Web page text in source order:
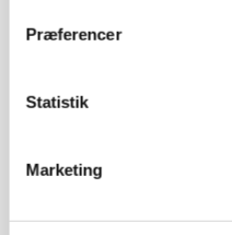
Præferencer
Statistik
Marketing